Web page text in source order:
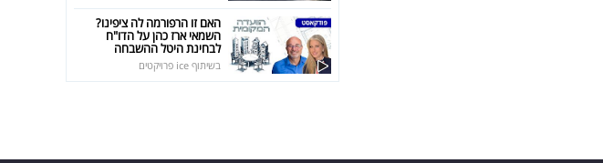
האם זו הרפורמה לה ציפינו?
השמאי ארז כהן על הדו"ח
לבחינת היטל ההשבחה
בשיתוף ice פרויקטים